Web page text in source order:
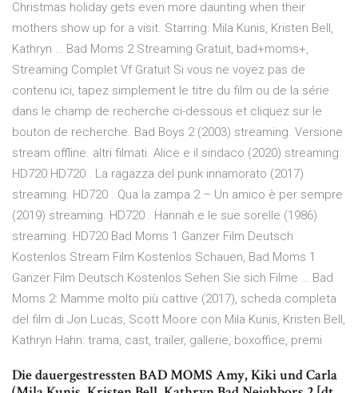
Christmas holiday gets even more daunting when their
mothers show up for a visit. Starring: Mila Kunis, Kristen Bell,
Kathryn … Bad Moms 2 Streaming Gratuit, bad+moms+,
Streaming Complet Vf Gratuit Si vous ne voyez pas de
contenu ici, tapez simplement le titre du film ou de la série
dans le champ de recherche ci-dessous et cliquez sur le
bouton de recherche. Bad Boys 2 (2003) streaming. Versione
stream offline. altri filmati. Alice e il sindaco (2020) streaming.
HD720 HD720 . La ragazza del punk innamorato (2017)
streaming. HD720 . Qua la zampa 2 – Un amico è per sempre
(2019) streaming. HD720 . Hannah e le sue sorelle (1986)
streaming. HD720 Bad Moms 1 Ganzer Film Deutsch
Kostenlos Stream Film Kostenlos Schauen, Bad Moms 1
Ganzer Film Deutsch Kostenlos Sehen Sie sich Filme … Bad
Moms 2: Mamme molto più cattive (2017), scheda completa
del film di Jon Lucas, Scott Moore con Mila Kunis, Kristen Bell,
Kathryn Hahn: trama, cast, trailer, gallerie, boxoffice, premi
Die dauergestressten BAD MOMS Amy, Kiki und Carla